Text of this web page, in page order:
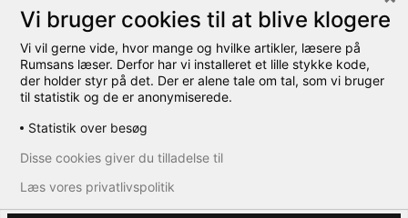
Vi bruger cookies til at blive klogere
Vi vil gerne vide, hvor mange og hvilke artikler, læsere på
Rumsans læser. Derfor har vi installeret et lille stykke kode,
der holder styr på det. Der er alene tale om tal, som vi bruger
til statistik og de er anonymiserede.
Statistik over besøg
Disse cookies giver du tilladelse til
Læs vores privatlivspolitik